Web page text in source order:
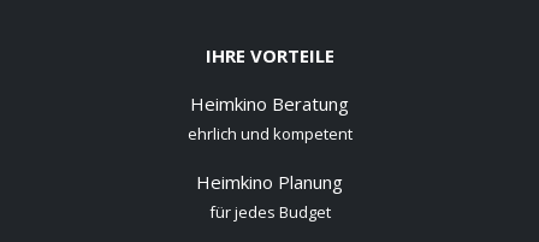
IHRE VORTEILE
Heimkino Beratung
ehrlich und kompetent
Heimkino Planung
für jedes Budget